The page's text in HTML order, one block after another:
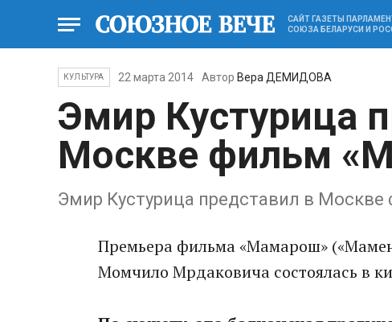
САЙТ ГАЗЕТЫ
СОЮЗА БЕЛАРУСИ И
КУЛЬТУРА 22 марта 2014 Автор Вера ДЕМИДОВА
Эмир Кустурица
Москве фильм
Эмир Кустурица представил в
Премьера фильма «Мамарош»
Момчило Мрдаковича состоялась в